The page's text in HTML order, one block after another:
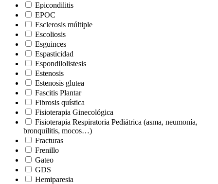
Epicondilitis
EPOC
Esclerosis múltiple
Escoliosis
Esguinces
Espasticidad
Espondilolistesis
Estenosis
Estenosis glutea
Fascitis Plantar
Fibrosis quística
Fisioterapia Ginecológica
Fisioterapia Respiratoria Pediátrica (asma, neumonía,
bronquilitis, mocos…)
Fracturas
Frenillo
Gateo
GDS
Hemiparesia